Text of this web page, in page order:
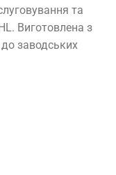
та
Виготовлена з
до заводських